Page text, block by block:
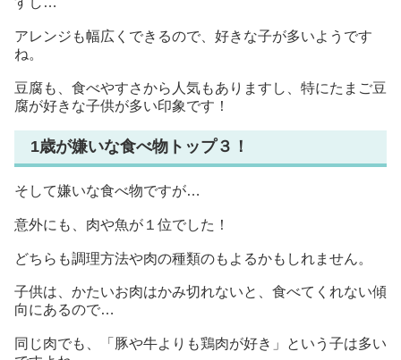
アレンジも幅広くできるので、好きな子が多いようです
ね。
豆腐も、食べやすさから人気もありますし、特にたまご豆
腐が好きな子供が多い印象です！
1歳が嫌いな食べ物トップ３！
そして嫌いな食べ物ですが…
意外にも、肉や魚が１位でした！
どちらも調理方法や肉の種類のもよるかもしれません。
子供は、かたいお肉はかみ切れないと、食べてくれない傾
向にあるので…
同じ肉でも、「豚や牛よりも鶏肉が好き」という子は多い